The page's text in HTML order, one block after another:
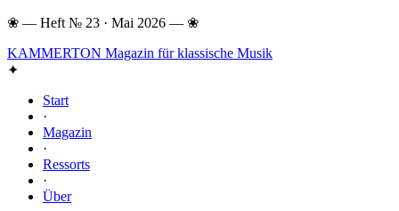
❀ — Heft № 23 · Mai 2026 — ❀
KAMMERTON Magazin für klassische Musik
✦
Start
·
Magazin
·
Ressorts
·
Über